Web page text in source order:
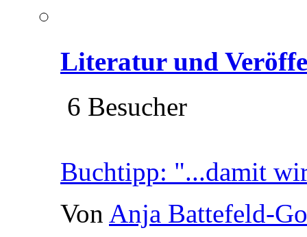
Literatur und
6 Besucher
Buchtipp: "...damit
Von Anja Battefeld-